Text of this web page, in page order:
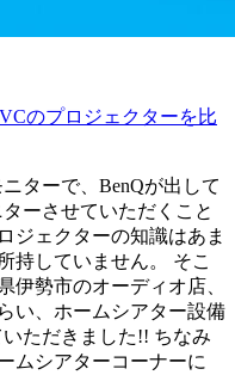
のプロジェクターを比
ターで、BenQが出して
ーさせていただくこと
ジェクターの知識はあま
持していません。 そこ
伊勢市のオーディオ店、
い、ホームシアター設備
ただきました!! ちなみ
ムシアターコーナーに